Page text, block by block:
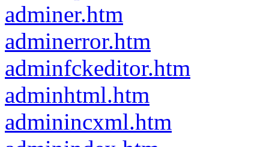
adminer.htm
adminerror.htm
adminfckeditor.htm
adminhtml.htm
adminincxml.htm